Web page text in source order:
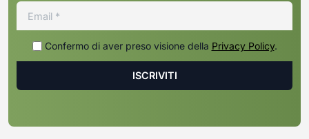
Confermo di aver preso visione della Privacy Policy.